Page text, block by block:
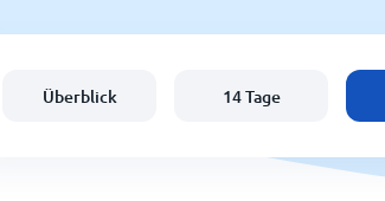
Überblick 14 Tage